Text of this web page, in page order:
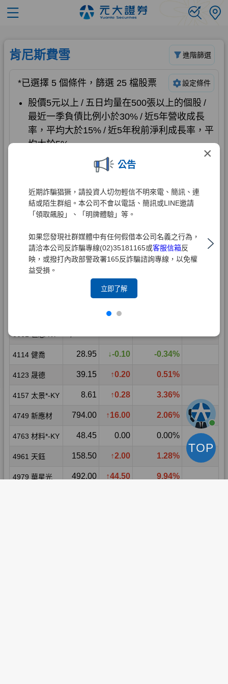
×
公告
近期詐騙猖獗，請投資人切勿輕信不明來電、簡訊、連
結或陌生群組。本公司不會以電話、簡訊或LINE邀請
「領取飆股」、「明牌體驗」等。
如果您發現社群媒體中有任何假借本公司名義之行為，
請洽本公司反詐騙專線(02)35181165或客服信箱反
映，或撥打內政部警政署165反詐騙諮詢專線，以免權
益受損。
立即了解
TOP